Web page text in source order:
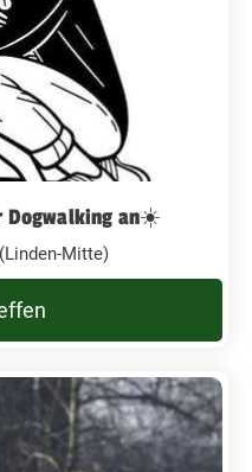
Dogwalking an☀️
Mitte)